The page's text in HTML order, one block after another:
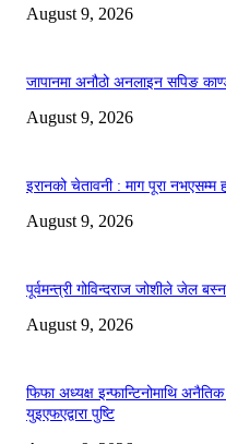
August 9, 2026
जापानमा अनौठो अनलाइन सपिङ
August 9, 2026
इरानको चेतावनी : माग पूरा नभएसम्म
August 9, 2026
पूर्वमन्त्री गोविन्दराज जोशीले जेल
August 9, 2026
फिफा अध्यक्ष इन्फान्टिनोमाथि
युइएफएद्वारा पुष्टि